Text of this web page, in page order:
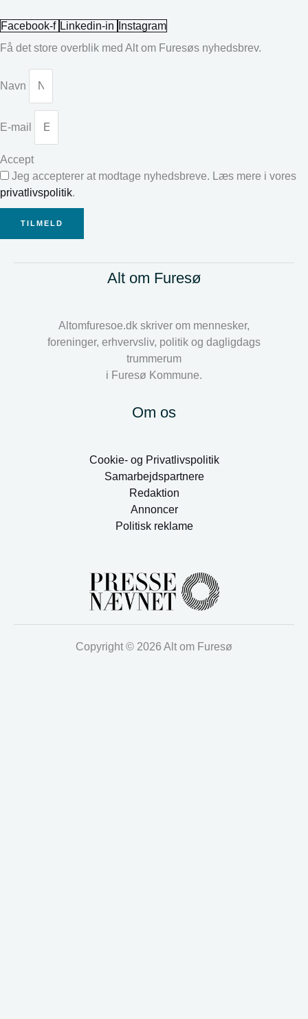
Facebook-f Linkedin-in
Instagram
Få det store overblik med Alt om Furesøs nyhedsbrev.
Navn
E-mail
Accept
Jeg accepterer at modtage nyhedsbreve. Læs mere i vores
privatlivspolitik.
TILMELD
Alt om Furesø
Altomfuresoe.dk skriver om mennesker,
foreninger, erhvervsliv, politik og dagligdags
trummerum
i Furesø Kommune.
Om os
Cookie- og Privatlivspolitik
Samarbejdspartnere
Redaktion
Annoncer
Politisk reklame
Copyright © 2026 Alt om Furesø